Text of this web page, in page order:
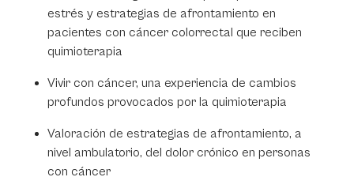
estrés y estrategias de afrontamiento en
pacientes con cáncer colorrectal que reciben
quimioterapia
Vivir con cáncer, una experiencia de cambios
profundos provocados por la quimioterapia
Valoración de estrategias de afrontamiento, a
nivel ambulatorio, del dolor crónico en personas
con cáncer